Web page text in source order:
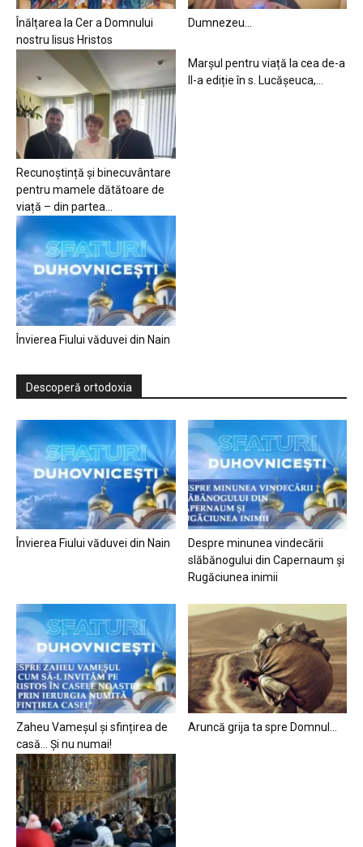
Înălțarea la Cer a Domnului
nostru Iisus Hristos
Dumnezeu…
Recunoștință și binecuvântare
pentru mamele dătătoare de
viață – din partea...
Marșul pentru viață la cea de-a
II-a ediție în s. Lucășeuca,...
Învierea Fiului văduvei din Nain
Descoperă ortodoxia
Învierea Fiului văduvei din Nain
Despre minunea vindecării
slăbănogului din Capernaum și
Rugăciunea inimii
Zaheu Vameșul și sfințirea de
casă… Și nu numai!
Aruncă grija ta spre Domnul…